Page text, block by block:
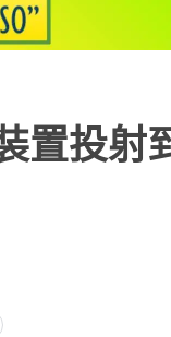
置投射